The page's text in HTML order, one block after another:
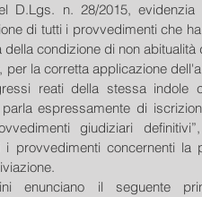
D.Lgs. n. 28/2015, evidenzia
di tutti i provvedimenti che
della condizione di non
per la corretta applicazione
reati della stessa indole
espressamente di
giudiziari
provvedimenti concernenti la
enunciano il seguente